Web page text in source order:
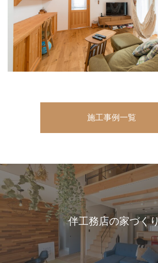
施工事例一覧
伴工務店の家づく